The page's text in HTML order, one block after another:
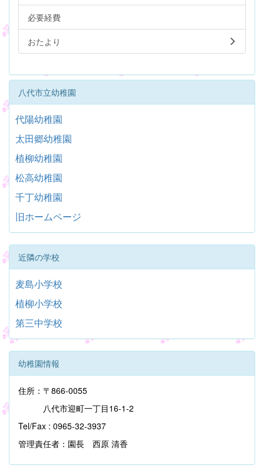
必要経費
おたより
八代市立幼稚園
代陽幼稚園
太田郷幼稚園
植柳幼稚園
松高幼稚園
千丁幼稚園
旧ホームページ
近隣の学校
麦島小学校
植柳小学校
第三中学校
幼稚園情報
住所：〒866-0055
八代市迎町一丁目16-1-2
Tel/Fax : 0965-32-3937
管理責任者：園長 西原 清香